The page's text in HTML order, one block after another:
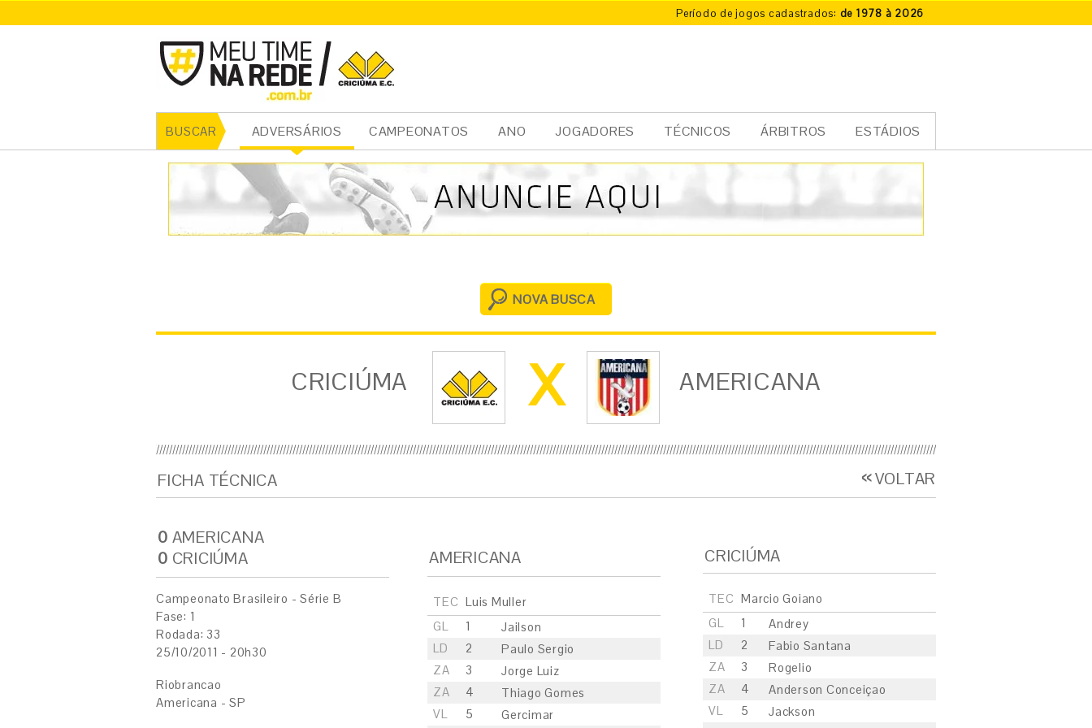
Período de jogos cadastrados: de 1978 à 2026
BUSCAR ADVERSÁRIOS CAMPEONATOS ANO JOGADORES TÉCNICOS ÁRBITROS ESTÁDIOS
CRICIÚMA X
NOVA BUSCA
CRICIÚMA X AMERICANA
FICHA TÉCNICA VOLTAR
0 AMERICANA
0 CRICIÚMA
Campeonato Brasileiro - Série B
Fase: 1
Rodada: 33
25/10/2011 - 20h30
Riobrancao
Americana - SP
CRICIÚMA
TEC Marcio Goiano
GL
1
Andrey
LD
2
Fabio Santana
ZA
3
Rogelio
ZA
4
Anderson Conceiçao
VL
5
Jackson
AMERICANA
TEC Luis Muller
GL
1
Jailson
LD
2
Paulo Sergio
ZA
3
Jorge Luiz
ZA
4
Thiago Gomes
VL
5 Gercimar